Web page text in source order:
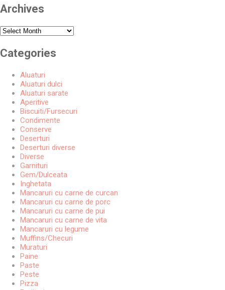
Archives
Archives
Categories
Aluaturi
Aluaturi dulci
Aluaturi sarate
Aperitive
Biscuiti/Fursecuri
Condimente
Conserve
Deserturi
Deserturi diverse
Diverse
Garnituri
Gem/Dulceata
Inghetata
Mancaruri cu carne de curcan
Mancaruri cu carne de porc
Mancaruri cu carne de pui
Mancaruri cu carne de vita
Mancaruri cu legume
Muffins/Checuri
Muraturi
Paine
Paste
Peste
Pizza